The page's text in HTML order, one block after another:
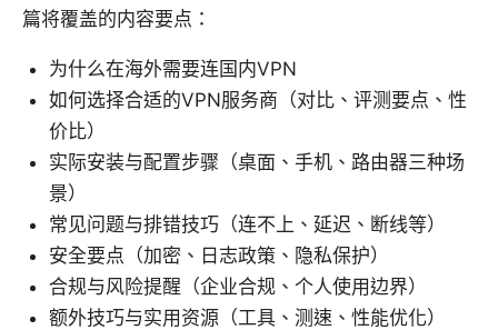
篇将覆盖的内容要点：
为什么在海外需要连国内VPN
如何选择合适的VPN服务商（对比、评测要点、性
价比）
实际安装与配置步骤（桌面、手机、路由器三种场
景）
常见问题与排错技巧（连不上、延迟、断线等）
安全要点（加密、日志政策、隐私保护）
合规与风险提醒（企业合规、个人使用边界）
额外技巧与实用资源（工具、测速、性能优化）